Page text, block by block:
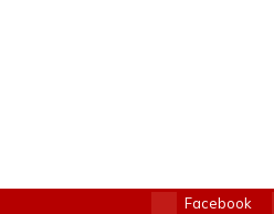
Facebook